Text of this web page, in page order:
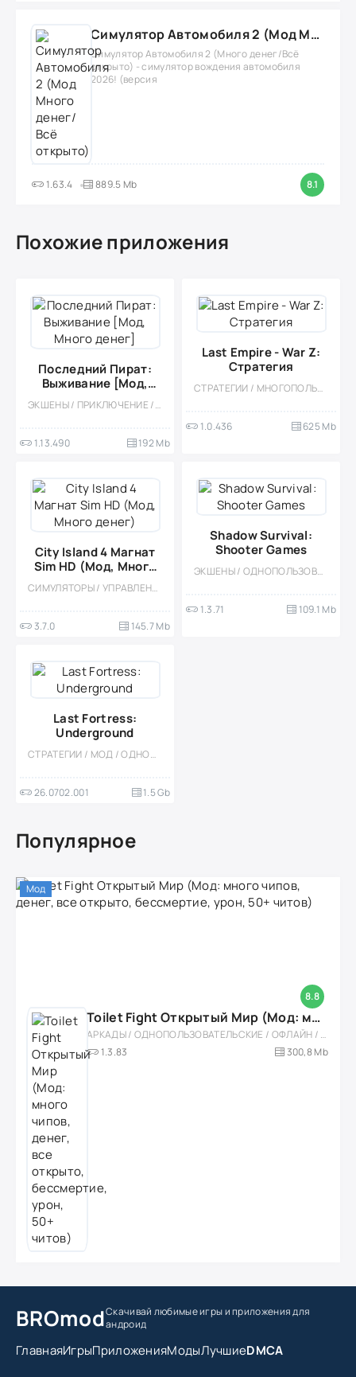
Симулятор Автомобиля 2 (Мод Много денег/Всё открыто)
Симулятор Автомобиля 2 (Много денег/Всё
открыто) - симулятор вождения автомобиля
2026! (версия
1.63.4 889.5 Mb 8.1
Похожие приложения
Последний Пират:
Выживание [Мод,
Много денег]
ЭКШЕНЫ / ПРИКЛЮЧЕНИЕ / ВЫЖИВАНИЕ / ОФЛАЙН / СТИЛИЗАЦИЯ / ОДНОПОЛЬЗОВАТЕЛЬСКИЕ / КАЗУАЛЬНЫЕ / 3D / ОТКРЫТЫЙ МИР / ЗОМБИ / ПИРАТЫ / БОЛЬШАЯ / ВСТРОЕННЫЙ КЕШ / ФЭНТЕЗИ / МОД
1.13.490 192 Mb
Last Empire - War Z:
Стратегия
СТРАТЕГИИ / МНОГОПОЛЬЗОВАТЕЛЬСКАЯ / СОРЕВНОВАТЕЛЬНАЯ / СТИЛИЗАЦИЯ / МОД / ЗОМБИ
1.0.436 625 Mb
City Island 4 Магнат
Sim HD (Мод, Много
денег)
СИМУЛЯТОРЫ / УПРАВЛЕНИЕ / ГРАДОСТРОЕНИЕ / ОДНОПОЛЬЗОВАТЕЛЬСКИЕ / СТИЛИЗАЦИЯ / ОФЛАЙН / МОД / ВСТРОЕННЫЙ КЕШ
3.7.0 145.7 Mb
Shadow Survival:
Shooter Games
ЭКШЕНЫ / ОДНОПОЛЬЗОВАТЕЛЬСКИЕ / МОД / ВЫЖИВАНИЕ / ВИД СВЕРХУ / ТАКТИЧЕСКИЕ / ФЭНТЕЗИ / КРАФТИНГ / ЗОМБИ
1.3.71 109.1 Mb
Last Fortress:
Underground
СТРАТЕГИИ / МОД / ОДНОПОЛЬЗОВАТЕЛЬСКИЕ / СТИЛИЗАЦИЯ / ОФЛАЙН / ВИД СБОКУ / АПОКАЛИПСИС / ВЫЖИВАНИЕ / ВСТРОЕННЫЙ КЕШ
26.0702.001 1.5 Gb
Популярное
8.8
Мод
Toilet Fight Открытый Мир (Мод: много чипов, денег, все открыто, бессмертие, урон, 50+ читов)
АРКАДЫ / ОДНОПОЛЬЗОВАТЕЛЬСКИЕ / ОФЛАЙН / МОД / РОЛЕВЫЕ / ШУТЕРЫ / ОТКРЫТЫЙ МИР / ВСТРОЕННЫЙ КЕШ / 3D / ЭКШЕНЫ / ТУАЛЕТНЫЕ ВОЙНЫ / ДЛЯ ДЕТЕЙ
1.3.83
300,8 Mb
BROmodСкачивай любимые игрыи приложения для
андроид
ГлавнаяИгрыПриложенияМодыЛучшиеDMCA